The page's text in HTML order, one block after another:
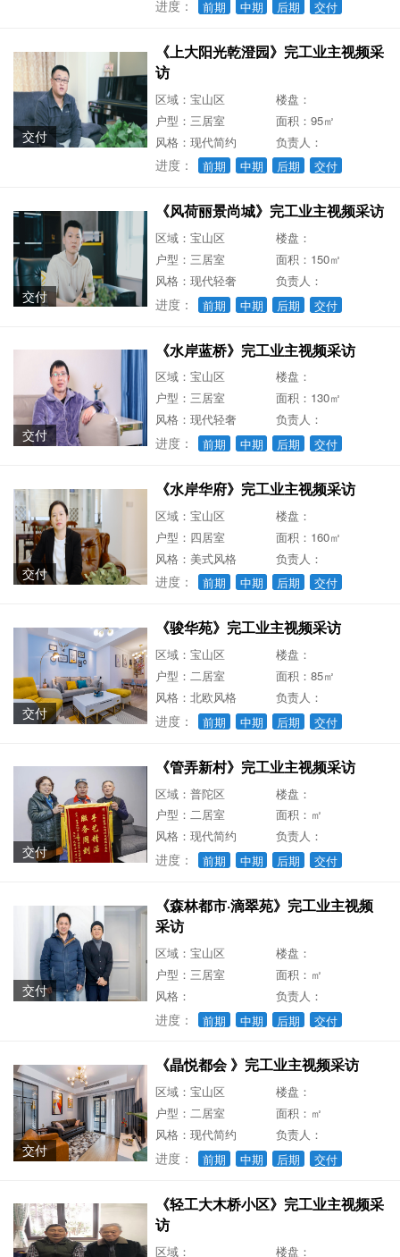
进度： 前期 中期 后期 交付
交付
《上大阳光乾澄园》完工业主视频采
访
区域：宝山区
楼盘：
户型：三居室
面积：95㎡
风格：现代简约
负责人：
进度： 前期 中期 后期 交付
交付
《风荷丽景尚城》完工业主视频采访
区域：宝山区
楼盘：
户型：三居室
面积：150㎡
风格：现代轻奢
负责人：
进度： 前期 中期 后期 交付
交付
《水岸蓝桥》完工业主视频采访
区域：宝山区
楼盘：
户型：三居室
面积：130㎡
风格：现代轻奢
负责人：
进度： 前期 中期 后期 交付
交付
《水岸华府》完工业主视频采访
区域：宝山区
楼盘：
户型：四居室
面积：160㎡
风格：美式风格
负责人：
进度： 前期 中期 后期 交付
交付
《骏华苑》完工业主视频采访
区域：宝山区
楼盘：
户型：二居室
面积：85㎡
风格：北欧风格
负责人：
进度： 前期 中期 后期 交付
交付
《管弄新村》完工业主视频采访
区域：普陀区
楼盘：
户型：二居室
面积：㎡
风格：现代简约
负责人：
进度： 前期 中期 后期 交付
交付
《森林都市·滴翠苑》完工业主视频
采访
区域：宝山区
楼盘：
户型：三居室
面积：㎡
风格：
负责人：
进度： 前期 中期 后期 交付
交付
《晶悦都会 》完工业主视频采访
区域：宝山区
楼盘：
户型：二居室
面积：㎡
风格：现代简约
负责人：
进度： 前期 中期 后期 交付
《轻工大木桥小区》完工业主视频采
访
区域：
楼盘：